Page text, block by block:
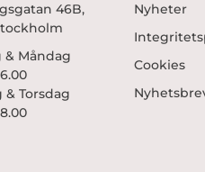
46B,
& Måndag
& Torsdag
Nyheter
Cookies